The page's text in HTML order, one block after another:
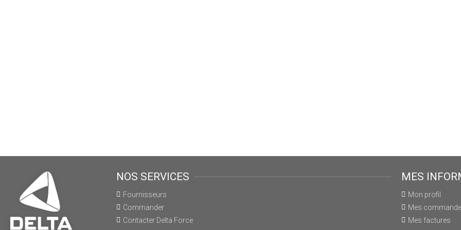
NOS SERVICES
Fournisseurs
Commander
Contacter Delta Force
MES
Mon profil
Mes
Mes factures